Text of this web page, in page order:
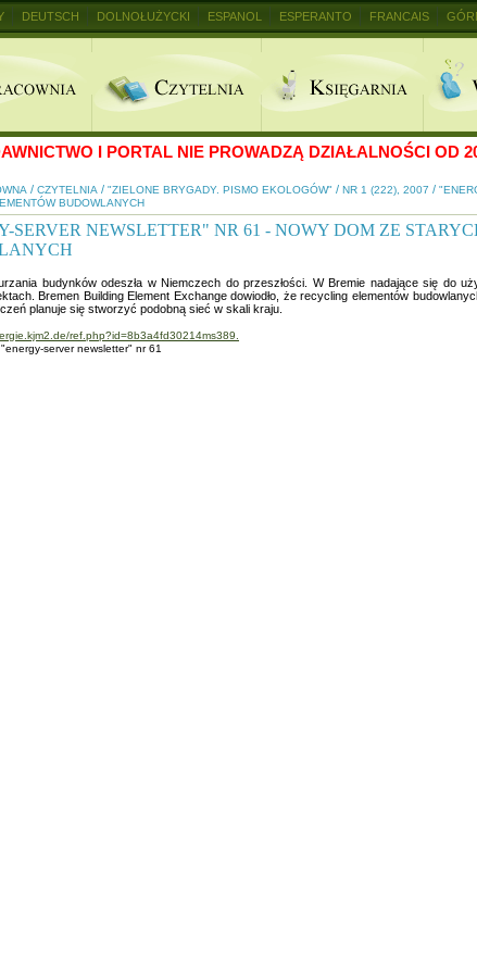
I PORTAL NIE PROWADZĄ DZIAŁALNOŚCI OD
/ CZYTELNIA / "ZIELONE BRYGADY. PISMO EKOLOGÓW" / NR 1 (222), 2007 /
BUDOWLANYCH
SERVER NEWSLETTER" NR 61 - NOWY DOM ZE
budynków odeszła w Niemczech do przeszłości. W Bremie nadające się do
Bremen Building Element Exchange dowiodło, że recycling elementów
planuje się stworzyć podobną sieć w skali kraju.
ref.php?id=8b3a4fd30214ms389.
server newsletter" nr 61
DEUTSCH DOLNOŁUŻYCKI ESPANOL ESPERANTO FRANCAIS